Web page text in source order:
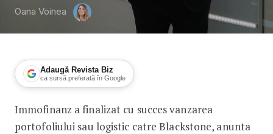
Oana Voinea
Adaugă Revista Biz
ca sursă preferată în Google
Immofinanz finalizeaza vanzarea
Immofinanz a finalizat cu succes vanzarea
portofoliului sau logistic catre Blackstone, anunta